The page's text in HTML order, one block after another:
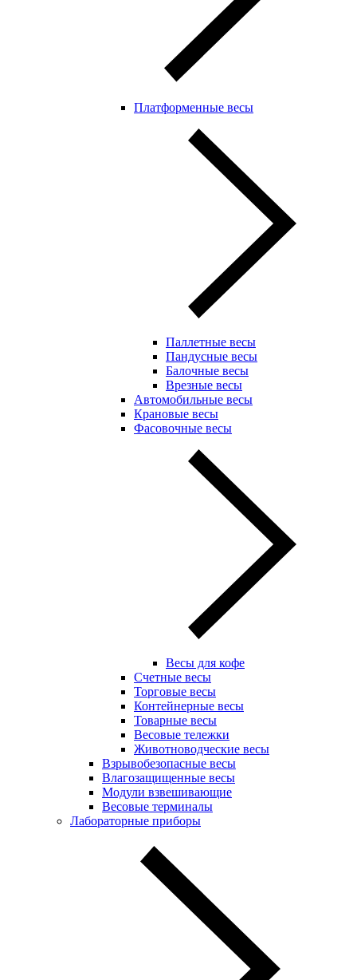
Платформенные весы
Паллетные весы
Пандусные весы
Балочные весы
Врезные весы
Автомобильные весы
Крановые весы
Фасовочные весы
Весы для кофе
Счетные весы
Торговые весы
Контейнерные весы
Товарные весы
Весовые тележки
Животноводческие весы
Взрывобезопасные весы
Влагозащищенные весы
Модули взвешивающие
Весовые терминалы
Лабораторные приборы